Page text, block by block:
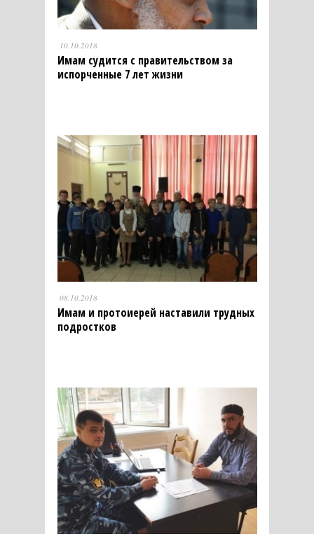
10.10.2018
Имам судится с правительством за
испорченные 7 лет жизни
08.10.2018
Имам и протоиерей наставили трудных
подростков